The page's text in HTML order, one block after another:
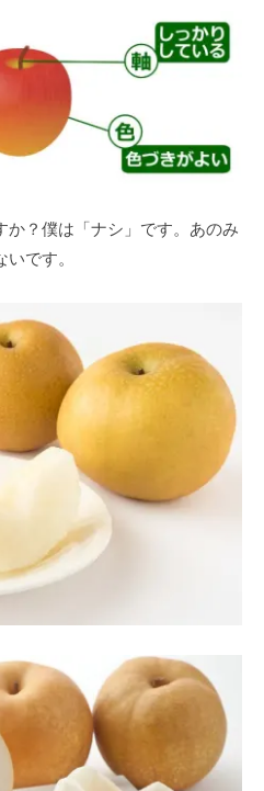
か？僕は「ナシ」です。あのみ
です。